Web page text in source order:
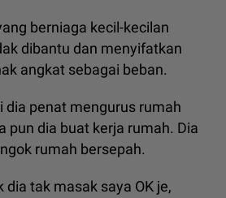
berniaga kecil-kecilan
dibantu dan menyifatkan
angkat sebagai beban.
dia penat mengurus rumah
pun dia buat kerja rumah. Dia
rumah bersepah.
dia tak masak saya OK je,